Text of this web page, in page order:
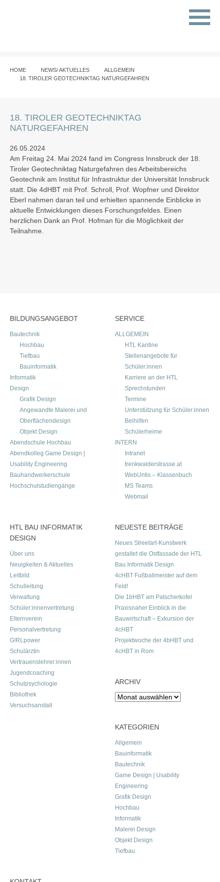
HOME NEWS/ AKTUELLES
ALLGEMEIN
18. TIROLER GEOTECHNIKTAG NATURGEFAHREN
18. TIROLER GEOTECHNIKTAG
NATURGEFAHREN
26.05.2024
Am Freitag 24. Mai 2024 fand im Congress Innsbruck der 18.
Tiroler Geotechniktag Naturgefahren des Arbeitsbereichs
Geotechnik am Institut für Infrastruktur der Universität Innsbruck
statt. Die 4dHBT mit Prof. Schroll, Prof. Wopfner und Direktor
Eberl nahmen daran teil und erhielten spannende Einblicke in
aktuelle Entwicklungen dieses Forschungsfeldes. Einen
herzlichen Dank an Prof. Hofman für die Möglichkeit der
Teilnahme.
BILDUNGSANGEBOT
Bautechnik
Hochbau
Tiefbau
Bauinformatik
Informatik
Design
Grafik Design
Angewandte Malerei und
Oberflächendesign
Objekt Design
Abendschule Hochbau
Abendkolleg Game Design |
Usability Engineering
Bauhandwerkerschule
Hochschulstudiengänge
SERVICE
ALLGEMEIN
HTL Kantine
Stellenangebote für
Schüler:innen
Karriere an der HTL
Sprechstunden
Termine
Unterstützung für Schüler:innen
Beihilfen
Schülerheime
INTERN
Intranet
trenkwalderstrasse.at
WebUntis – Klassenbuch
MS Teams
Webmail
HTL BAU INFORMATIK
DESIGN
Über uns
Neuigkeiten & Aktuelles
Leitbild
Schulleitung
Verwaltung
Schüler:innenvertretung
Elternverein
Personalvertretung
G!RLpower
Schulärztin
Vertrauenslehrer:innen
Jugendcoaching
Schulpsychologie
Bibliothek
Versuchsanstalt
NEUESTE BEITRÄGE
Neues Streetart-Kunstwerk
gestaltet die Ostfassade der HTL
Bau Informatik Design
4cHBT Fußballmeister auf dem
Feld!
Die 1bHBT am Patscherkofel
Praxisnaher Einblick in die
Bauwirtschaft – Exkursion der
4cHBT
Projektwoche der 4bHBT und
4cHBT in Rom
ARCHIV
Archiv
KATEGORIEN
Allgemein
Bauinformatik
Bautechnik
Game Design | Usability
Engineering
Grafik Design
Hochbau
Informatik
Malerei Design
Objekt Design
Tiefbau